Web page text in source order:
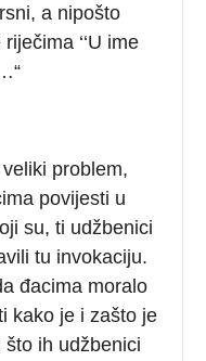
a nipošto
‘‘U ime
problem,
povijesti u
su, ti udžbenici
tu invokaciju.
đacima moralo
kako je i zašto je
ih udžbenici